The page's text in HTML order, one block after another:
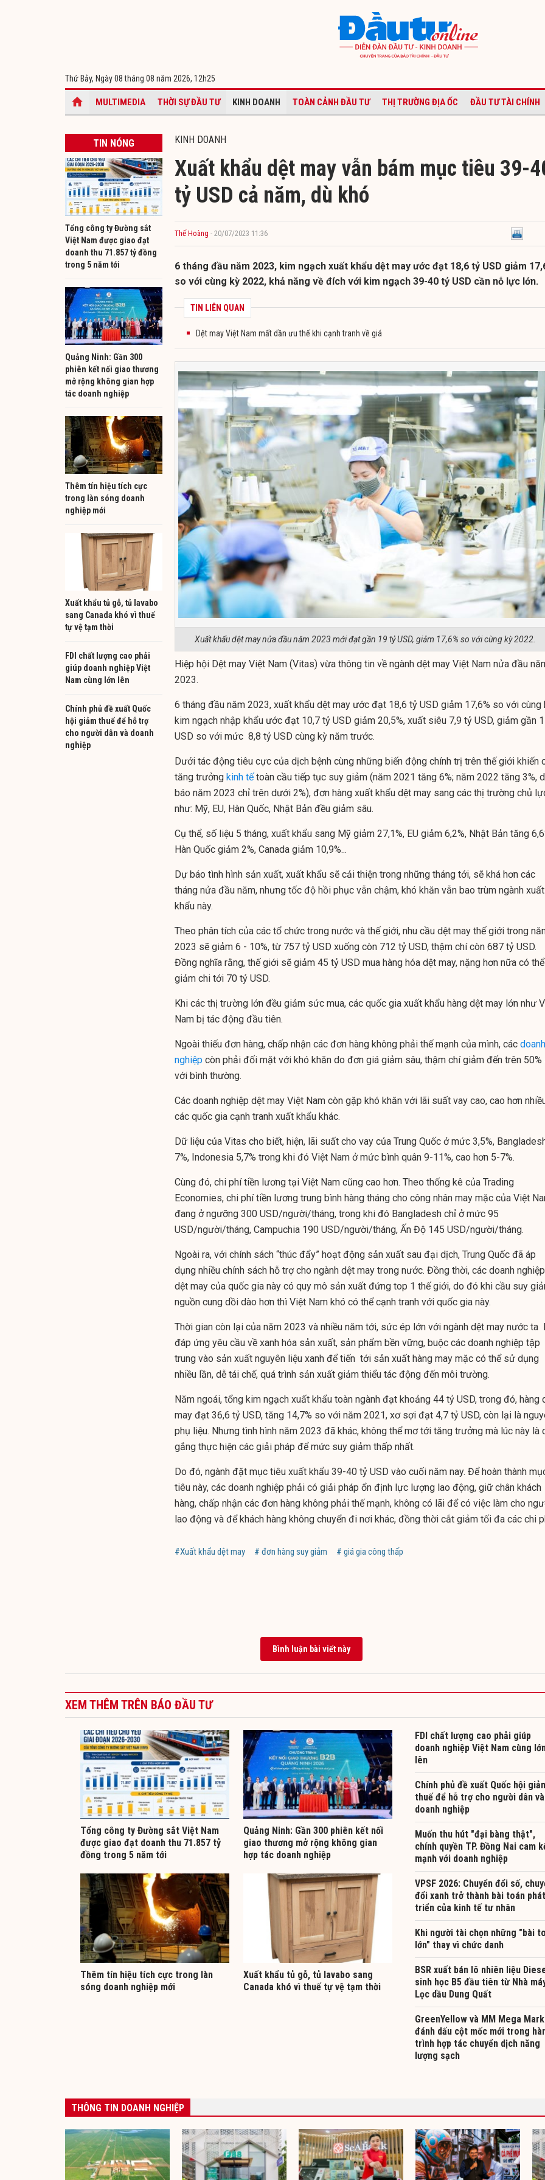
Thứ Bảy, Ngày 08 tháng 08 năm 2026, 12h25
MULTIMEDIA THỜI SỰ ĐẦU TƯ KINH DOANH TOÀN CẢNH ĐẦU TƯ THỊ TRƯỜNG ĐỊA ỐC ĐẦU TƯ TÀI CHÍNH
TIN NÓNG
Tổng công ty Đường sắt
Việt Nam được giao đạt
doanh thu 71.857 tỷ đồng
trong 5 năm tới
Quảng Ninh: Gần 300
phiên kết nối giao thương
mở rộng không gian hợp
tác doanh nghiệp
Thêm tín hiệu tích cực
trong làn sóng doanh
nghiệp mới
Xuất khẩu tủ gỗ, tủ lavabo
sang Canada khó vì thuế
tự vệ tạm thời
FDI chất lượng cao phải
giúp doanh nghiệp Việt
Nam cùng lớn lên
Chính phủ đề xuất Quốc
hội giảm thuế để hỗ trợ
cho người dân và doanh
nghiệp
KINH DOANH
Xuất khẩu dệt may vẫn bám mục tiêu 39-
tỷ USD cả năm, dù khó
Thế Hoàng - 20/07/2023 11:36
6 tháng đầu năm 2023, kim ngạch xuất khẩu dệt may ước đạt 18,6 tỷ USD giảm
so với cùng kỳ 2022, khả năng về đích với kim ngạch 39-40 tỷ USD cần nỗ lực lớn.
TIN LIÊN QUAN
Dệt may Việt Nam mất dần ưu thế khi cạnh tranh về giá
Xuất khẩu dệt may nửa đầu năm 2023 mới đạt gần 19 tỷ USD, giảm 17,6% so với cùng kỳ 2022.
Hiệp hội Dệt may Việt Nam (Vitas) vừa thông tin về ngành dệt may Việt Nam nửa đầu
2023.
6 tháng đầu năm 2023, xuất khẩu dệt may ước đạt 18,6 tỷ USD giảm 17,6% so với cùng
kim ngạch nhập khẩu ước đạt 10,7 tỷ USD giảm 20,5%, xuất siêu 7,9 tỷ USD, giảm gần
USD so với mức 8,8 tỷ USD cùng kỳ năm trước.
Dưới tác động tiêu cực của dịch bệnh cùng những biến động chính trị trên thế giới khiến
tăng trưởng kinh tếtoàn cầu tiếp tục suy giảm (năm 2021 tăng 6%; năm 2022 tăng 3%,
báo năm 2023 chỉ trên dưới 2%), đơn hàng xuất khẩu dệt may sang các thị trường chủ
như: Mỹ, EU, Hàn Quốc, Nhật Bản đều giảm sâu.
Cụ thể, số liệu 5 tháng, xuất khẩu sang Mỹ giảm 27,1%, EU giảm 6,2%, Nhật Bản tăng
Hàn Quốc giảm 2%, Canada giảm 10,9%...
Dự báo tình hình sản xuất, xuất khẩu sẽ cải thiện trong những tháng tới, sẽ khá hơn các
tháng nửa đầu năm, nhưng tốc độ hồi phục vẫn chậm, khó khăn vẫn bao trùm ngành xuất
khẩu này.
Theo phân tích của các tổ chức trong nước và thế giới, nhu cầu dệt may thế giới trong
2023 sẽ giảm 6 - 10%, từ 757 tỷ USD xuống còn 712 tỷ USD, thậm chí còn 687 tỷ USD.
Đồng nghĩa rằng, thế giới sẽ giảm 45 tỷ USD mua hàng hóa dệt may, nặng hơn nữa có thể
giảm chi tới 70 tỷ USD.
Khi các thị trường lớn đều giảm sức mua, các quốc gia xuất khẩu hàng dệt may lớn như
Nam bị tác động đầu tiên.
Ngoài thiếu đơn hàng, chấp nhận các đơn hàng không phải thế mạnh của mình, các doanh
nghiệp còn phải đối mặt với khó khăn do đơn giá giảm sâu, thậm chí giảm đến trên 50%
với bình thường.
Các doanh nghiệp dệt may Việt Nam còn gặp khó khăn với lãi suất vay cao, cao hơn
các quốc gia cạnh tranh xuất khẩu khác.
Dữ liệu của Vitas cho biết, hiện, lãi suất cho vay của Trung Quốc ở mức 3,5%,
7%, Indonesia 5,7% trong khi đó Việt Nam ở mức bình quân 9-11%, cao hơn 5-7%.
Cùng đó, chi phí tiền lương tại Việt Nam cũng cao hơn. Theo thống kê của Trading
Economies, chi phí tiền lương trung bình hàng tháng cho công nhân may mặc của Việt
đang ở ngưỡng 300 USD/người/tháng, trong khi đó Bangladesh chỉ ở mức 95
USD/người/tháng, Campuchia 190 USD/người/tháng, Ấn Độ 145 USD/người/tháng.
Ngoài ra, với chính sách “thúc đẩy” hoạt động sản xuất sau đại dịch, Trung Quốc đã áp
dụng nhiều chính sách hỗ trợ cho ngành dệt may trong nước. Đồng thời, các doanh nghiệp
dệt may của quốc gia này có quy mô sản xuất đứng top 1 thế giới, do đó khi cầu suy
nguồn cung dồi dào hơn thì Việt Nam khó có thể cạnh tranh với quốc gia này.
Thời gian còn lại của năm 2023 và nhiều năm tới, sức ép lớn với ngành dệt may nước ta
đáp ứng yêu cầu về xanh hóa sản xuất, sản phẩm bền vững, buộc các doanh nghiệp tập
trung vào sản xuất nguyên liệu xanh để tiến tới sản xuất hàng may mặc có thể sử dụng
nhiều lần, dễ tái chế, quá trình sản xuất giảm thiểu tác động đến môi trường.
Năm ngoái, tổng kim ngạch xuất khẩu toàn ngành đạt khoảng 44 tỷ USD, trong đó, hàng
may đạt 36,6 tỷ USD, tăng 14,7% so với năm 2021, xơ sợi đạt 4,7 tỷ USD, còn lại là
phụ liệu. Nhưng tình hình năm 2023 đã khác, không thể mơ tới tăng trưởng mà lúc này là
gắng thực hiện các giải pháp để mức suy giảm thấp nhất.
Do đó, ngành đặt mục tiêu xuất khẩu 39-40 tỷ USD vào cuối năm nay. Để hoàn thành
tiêu này, các doanh nghiệp phải có giải pháp ổn định lực lượng lao động, giữ chân khách
hàng, chấp nhận các đơn hàng không phải thế mạnh, không có lãi để có việc làm cho
lao động và để khách hàng không chuyển đi nơi khác, đồng thời cắt giảm tối đa các chi
#Xuất khẩu dệt may # đơn hàng suy giảm # giá gia công thấp
Bình luận bài viết này
XEM THÊM TRÊN BÁO ĐẦU TƯ
Tổng công ty Đường sắt Việt Nam
được giao đạt doanh thu 71.857 tỷ
đồng trong 5 năm tới
Quảng Ninh: Gần 300 phiên kết nối
giao thương mở rộng không gian
hợp tác doanh nghiệp
Thêm tín hiệu tích cực trong làn
sóng doanh nghiệp mới
Xuất khẩu tủ gỗ, tủ lavabo sang
Canada khó vì thuế tự vệ tạm thời
FDI chất lượng cao phải giúp
doanh nghiệp Việt Nam cùng
lên
Chính phủ đề xuất Quốc hội
thuế để hỗ trợ cho người dân và
doanh nghiệp
Muốn thu hút "đại bàng thật",
chính quyền TP. Đồng Nai cam
mạnh với doanh nghiệp
VPSF 2026: Chuyển đổi số,
đổi xanh trở thành bài toán phát
triển của kinh tế tư nhân
Khi người tài chọn những "bài
lớn" thay vì chức danh
BSR xuất bán lô nhiên liệu
sinh học B5 đầu tiên từ Nhà
Lọc dầu Dung Quất
GreenYellow và MM Mega
đánh dấu cột mốc mới trong
trình hợp tác chuyển dịch năng
lượng sạch
THÔNG TIN DOANH NGHIỆP